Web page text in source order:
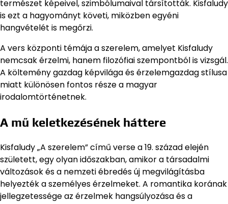
természet képeivel, szimbólumaival társították. Kisfaludy
is ezt a hagyományt követi, miközben egyéni
hangvételét is megőrzi.
A vers központi témája a szerelem, amelyet Kisfaludy
nemcsak érzelmi, hanem filozófiai szempontból is vizsgál.
A költemény gazdag képvilága és érzelemgazdag stílusa
miatt különösen fontos része a magyar
irodalomtörténetnek.
A mű keletkezésének háttere
Kisfaludy „A szerelem” című verse a 19. század elején
született, egy olyan időszakban, amikor a társadalmi
változások és a nemzeti ébredés új megvilágításba
helyezték a személyes érzelmeket. A romantika korának
jellegzetessége az érzelmek hangsúlyozása és a